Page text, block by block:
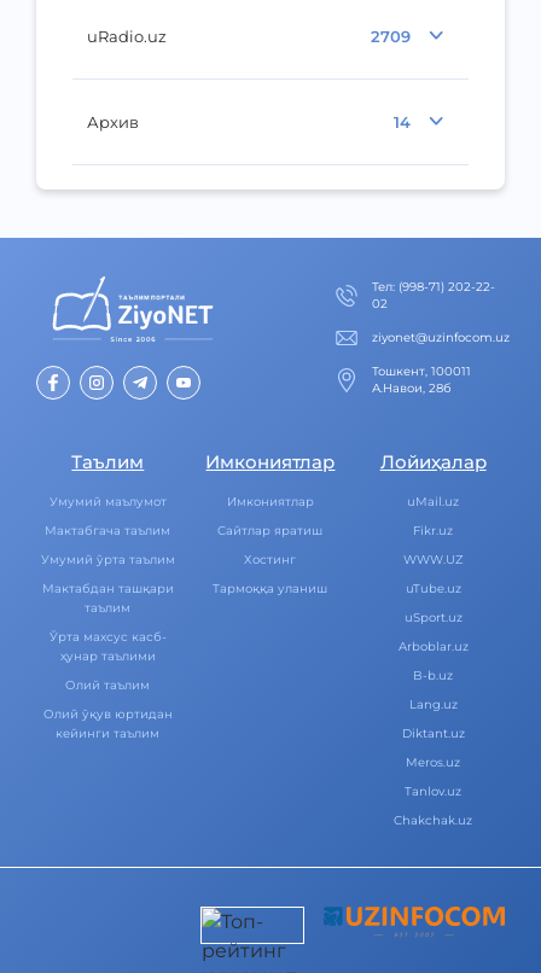
uRadio.uz 2709
Архив 14
Тел: (998-71) 202-22-
02
ziyonet@uzinfocom.uz
Тошкент, 100011
А.Навои, 28б
Таълим
Умумий маълумот
Мактабгача таълим
Умумий ўрта таълим
Мактабдан ташқари
таълим
Ўрта махсус касб-
ҳунар таълими
Олий таълим
Олий ўқув юртидан
кейинги таълим
Имкониятлар
Имкониятлар
Cайтлар яратиш
Хостинг
Тармоққа уланиш
Лойиҳалар
uMail.uz
Fikr.uz
WWW.UZ
uTube.uz
uSport.uz
Arboblar.uz
B-b.uz
Lang.uz
Diktant.uz
Meros.uz
Tanlov.uz
Chakchak.uz